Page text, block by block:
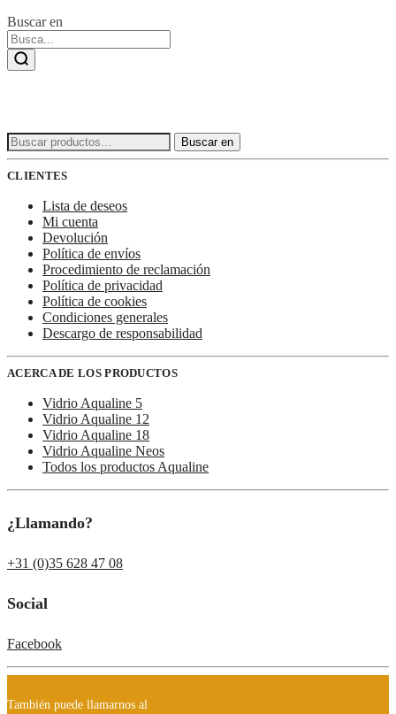
Buscar en
Buscar: Buscar en
CLIENTES
Lista de deseos
Mi cuenta
Devolución
Política de envíos
Procedimiento de reclamación
Política de privacidad
Política de cookies
Condiciones generales
Descargo de responsabilidad
ACERCA DE LOS PRODUCTOS
Vidrio Aqualine 5
Vidrio Aqualine 12
Vidrio Aqualine 18
Vidrio Aqualine Neos
Todos los productos Aqualine
¿Llamando?
+31 (0)35 628 47 08
Social
Facebook
También puede llamarnos al